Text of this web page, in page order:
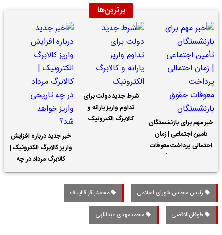
برترین‌ها
خبر مهم برای بازنشستگان
تأمین اجتماعی | زمان
احتمالی پرداخت معوقات
شرط جدید دولت برای
تداوم واریز یارانه و
کالابرگ الکترونیک
خبر جدید درباره افزایش
واریز کالابرگ الکترونیک |
کالابرگ مرداد در چه
تاریخی واریز خواهد شد؟
رئیس مجلس شورای اسلامی محمدباقر قالیباف
طوفان‌الاقصی محمدمهدی عبداللهی